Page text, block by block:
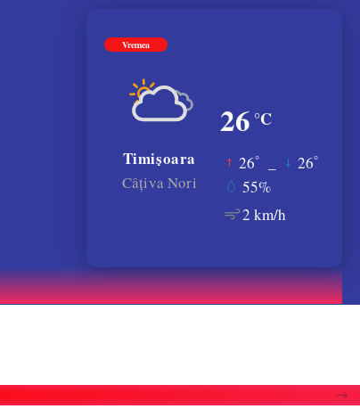
Vremea
26 °C
Timișoara
Câțiva Nori
26° 26°
55%
2 km/h